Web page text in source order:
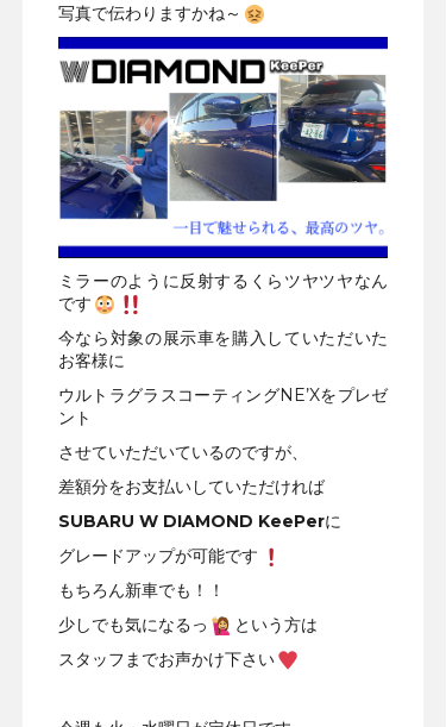
写真で伝わりますかね～
ミラーのように反射するくらツヤツヤなん
です
今なら対象の展示車を購入していただいた
お客様に
ウルトラグラスコーティングNE’Xをプレゼ
ント
させていただいているのですが、
差額分をお支払いしていただければ
SUBARU W DIAMOND KeePerに
グレードアップが可能です
もちろん新車でも！！
少しでも気になるっ
という方は
スタッフまでお声かけ下さい